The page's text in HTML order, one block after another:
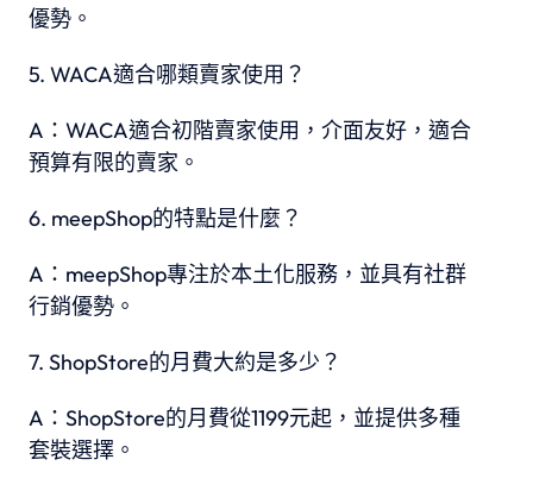
優勢。
WACA適合哪類賣家使用？
A：WACA適合初階賣家使用，介面友好，適合
預算有限的賣家。
meepShop的特點是什麼？
A：meepShop專注於本土化服務，並具有社群
行銷優勢。
ShopStore的月費大約是多少？
A：ShopStore的月費從1199元起，並提供多種
套裝選擇。